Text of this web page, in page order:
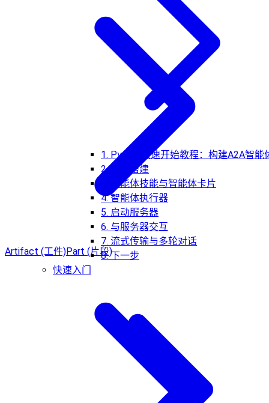
1. Python快速开始教程：构建A2A智能
2. 环境搭建
3. 智能体技能与智能体卡片
4. 智能体执行器
5. 启动服务器
6. 与服务器交互
7. 流式传输与多轮对话
8. 下一步
快速入门
Artifact (工件)Part (片段)